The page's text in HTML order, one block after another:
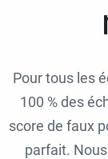
Pour tous les
100 % des
score de faux
parfait.